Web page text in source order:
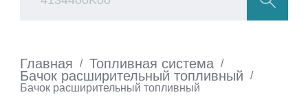
Главная / Топливная система /
Бачок расширительный топливный
/
Бачок расширительный топливный